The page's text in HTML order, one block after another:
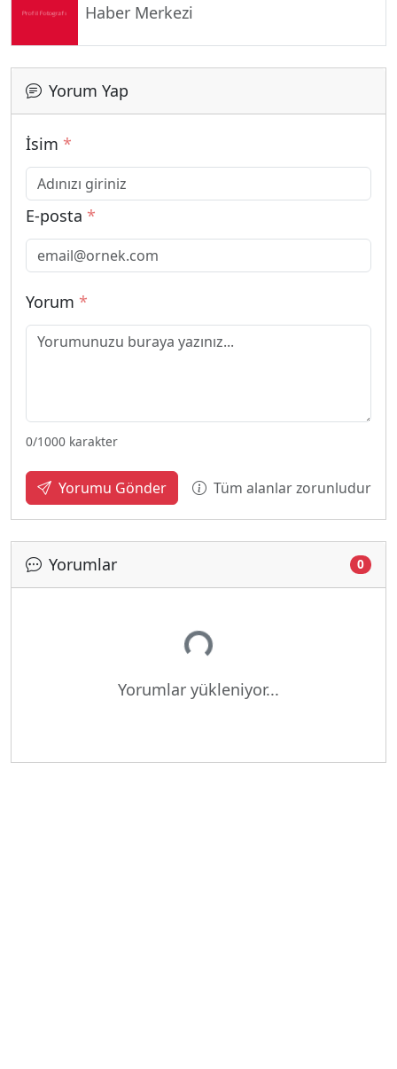
Haber Merkezi
Yorum Yap
İsim *
E-posta *
Yorum *
0/1000 karakter
Yorumu Gönder Tüm alanlar zorunludur
Yorumlar 0
Yükleniyor...
Yorumlar yükleniyor...